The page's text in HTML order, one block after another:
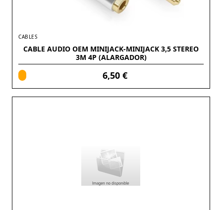
CABLES
CABLE AUDIO OEM MINIJACK-MINIJACK 3,5 STEREO
3M 4P (ALARGADOR)
6,50 €